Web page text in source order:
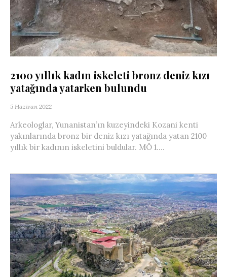
2100 yıllık kadın iskeleti bronz deniz kızı
yatağında yatarken bulundu
5 Haziran 2022
Arkeologlar, Yunanistan’ın kuzeyindeki Kozani kenti
yakınlarında bronz bir deniz kızı yatağında yatan 2100
yıllık bir kadının iskeletini buldular. MÖ 1....